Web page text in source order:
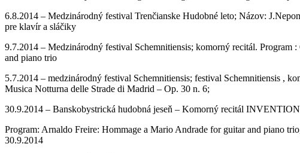
6.8.2014 – Medzinárodný festival Trenčianske Hudobné leto; Názov:
pre klavír a sláčiky
9.7.2014 – Medzinárodný festival Schemnitiensis; komorný recitál.
and piano trio
5.7.2014 – medzinárodný festival Schemnitiensis; festival Schemnitiensis
Musica Notturna delle Strade di Madrid – Op. 30 n. 6;
30.9.2014 – Banskobystrická hudobná jeseň – Komorný recitál
Program: Arnaldo Freire: Hommage a Mario Andrade for guitar and piano
30.9.2014